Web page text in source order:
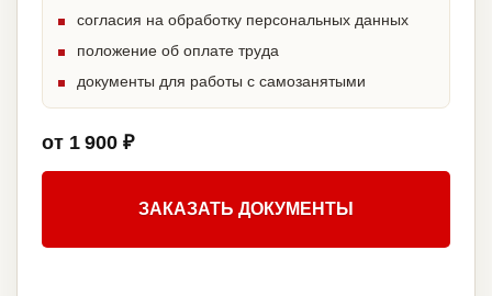
согласия на обработку персональных данных
положение об оплате труда
документы для работы с самозанятыми
от 1 900 ₽
ЗАКАЗАТЬ ДОКУМЕНТЫ